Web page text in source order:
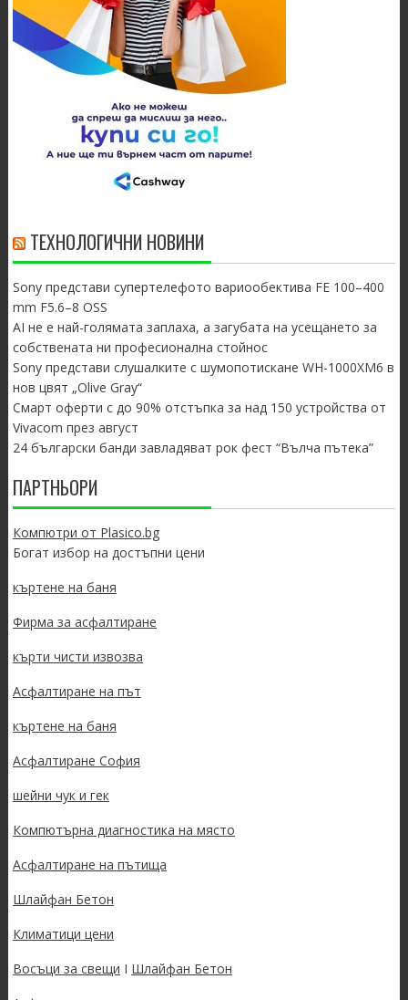
ТЕХНОЛОГИЧНИ НОВИНИ
Sony представи супертелефото вариообектива FE 100–400
mm F5.6–8 OSS
AI не е най-голямата заплаха, а загубата на усещането за
собствената ни професионална стойнос
Sony представи слушалките с шумопотискане WH-1000XM6 в
нов цвят „Olive Gray“
Смарт оферти с до 90% отстъпка за над 150 устройства от
Vivacom през август
24 български банди завладяват рок фест “Вълча пътека”
ПАРТНЬОРИ
Компютри от Plasico.bg
Богат избор на достъпни цени
къртене на баня
Фирма за асфалтиране
кърти чисти извозва
Асфалтиране на път
къртене на баня
Асфалтиране София
шейни чук и гек
Компютърна диагностика на място
Асфалтиране на пътища
Шлайфан Бетон
Климатици цени
Восъци за свещи I Шлайфан Бетон